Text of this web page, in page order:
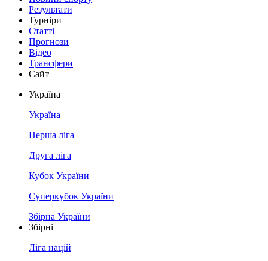
Результати
Турніри
Статті
Прогнози
Відео
Трансфери
Сайт
Україна
Україна
Перша ліга
Друга ліга
Кубок України
Суперкубок України
Збірна України
Збірні
Ліга націй